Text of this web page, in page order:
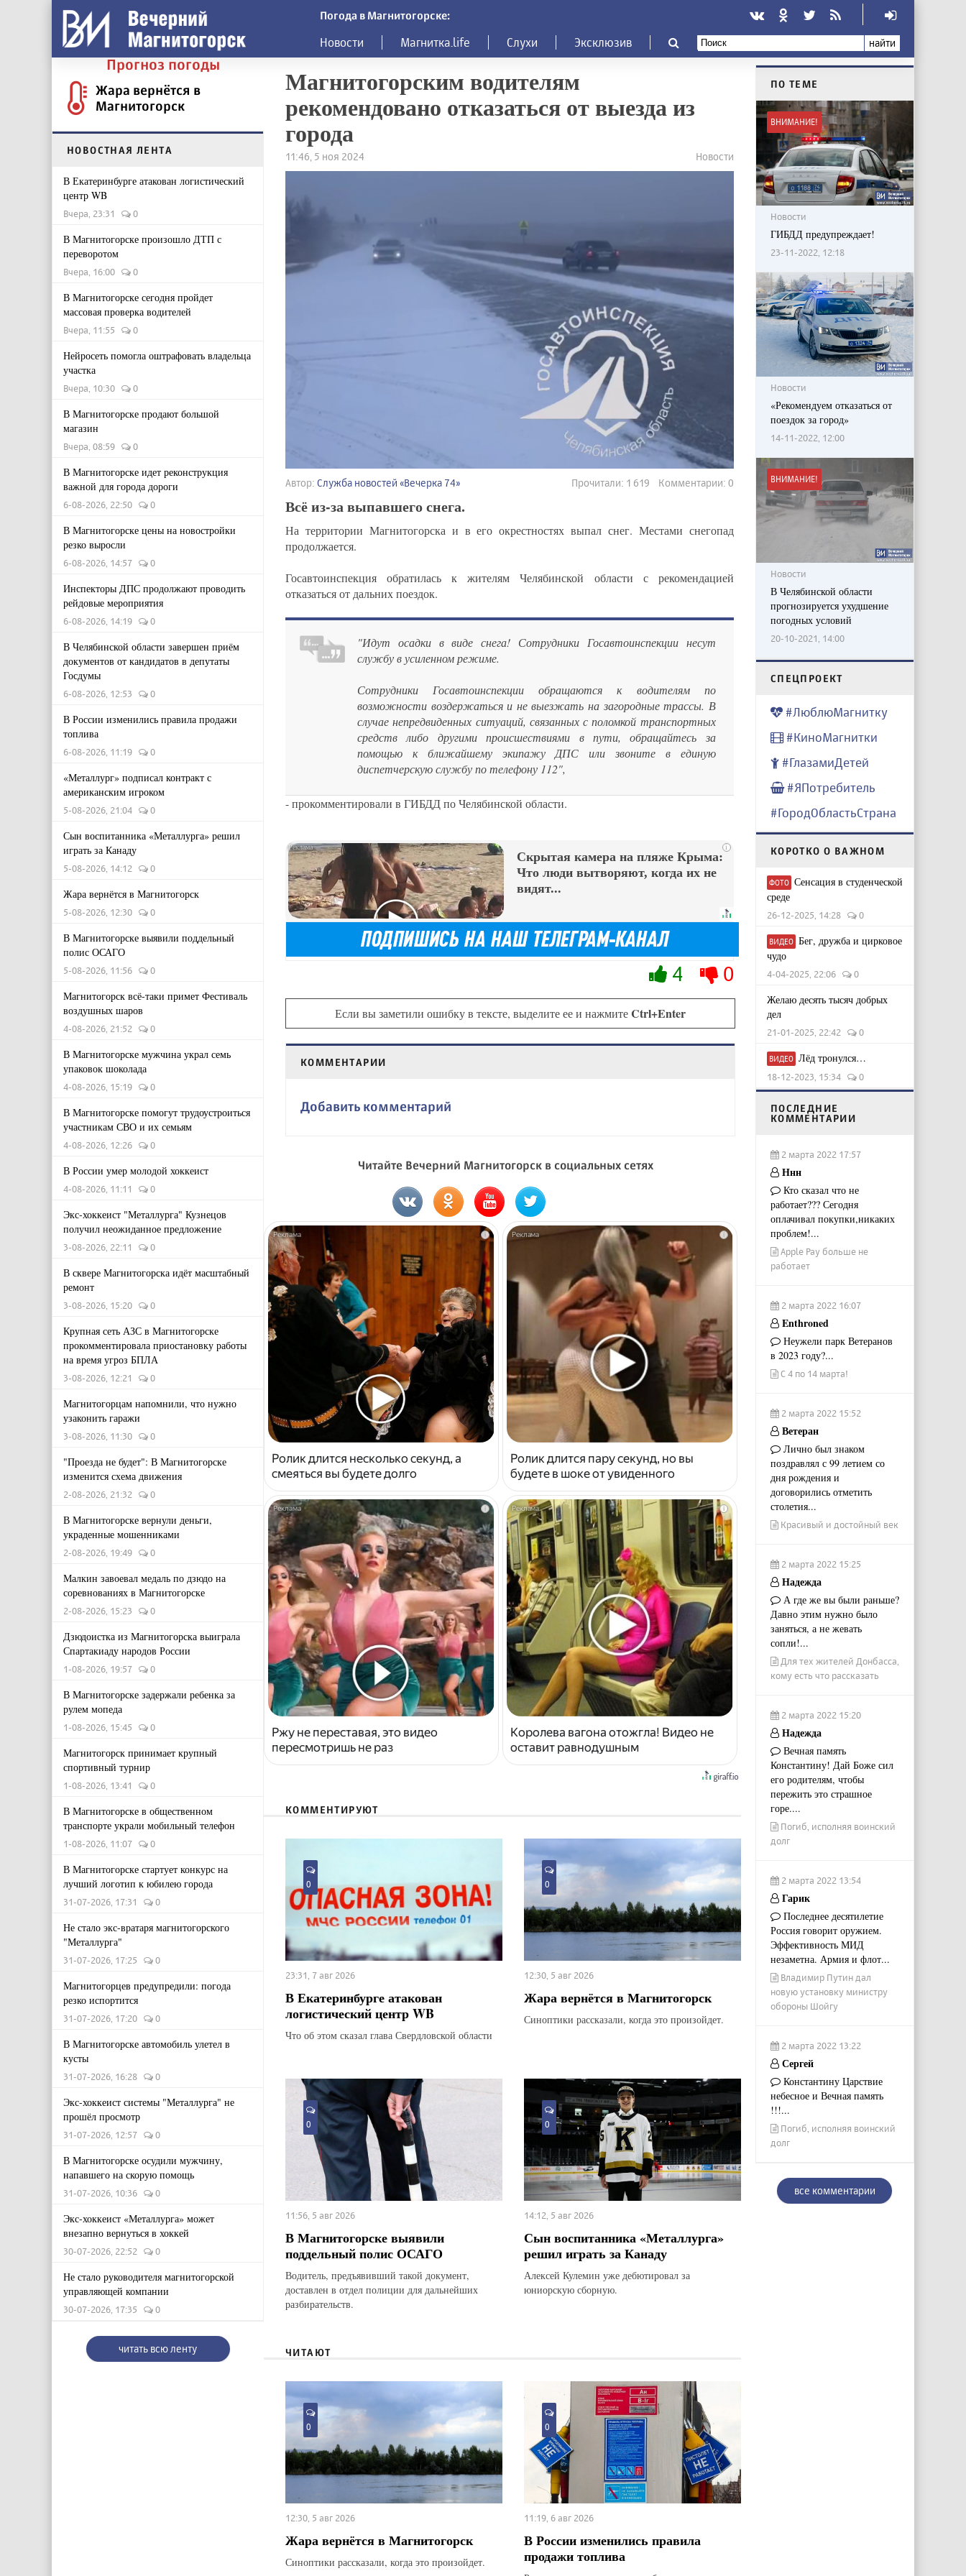
Погода в Магнитогорске:
Новости Магнитка.life Слухи Эксклюзив найти
Прогноз погоды
Жара вернётся в
Магнитогорск
НОВОСТНАЯ ЛЕНТА
В Екатеринбурге атакован логистический
центр WB
Вчера, 23:31 0
В Магнитогорске произошло ДТП с
переворотом
Вчера, 16:00 0
В Магнитогорске сегодня пройдет
массовая проверка водителей
Вчера, 11:55 0
Нейросеть помогла оштрафовать владельца
участка
Вчера, 10:30 0
В Магнитогорске продают большой
магазин
Вчера, 08:59 0
В Магнитогорске идет реконструкция
важной для города дороги
6-08-2026, 22:50 0
В Магнитогорске цены на новостройки
резко выросли
6-08-2026, 14:57 0
Инспекторы ДПС продолжают проводить
рейдовые мероприятия
6-08-2026, 14:19 0
В Челябинской области завершен приём
документов от кандидатов в депутаты
Госдумы
6-08-2026, 12:53 0
В России изменились правила продажи
топлива
6-08-2026, 11:19 0
«Металлург» подписал контракт с
американским игроком
5-08-2026, 21:04 0
Сын воспитанника «Металлурга» решил
играть за Канаду
5-08-2026, 14:12 0
Жара вернётся в Магнитогорск
5-08-2026, 12:30 0
В Магнитогорске выявили поддельный
полис ОСАГО
5-08-2026, 11:56 0
Магнитогорск всё-таки примет Фестиваль
воздушных шаров
4-08-2026, 21:52 0
В Магнитогорске мужчина украл семь
упаковок шоколада
4-08-2026, 15:19 0
В Магнитогорске помогут трудоустроиться
участникам СВО и их семьям
4-08-2026, 12:26 0
В России умер молодой хоккеист
4-08-2026, 11:11 0
Экс-хоккеист "Металлурга" Кузнецов
получил неожиданное предложение
3-08-2026, 22:11 0
В сквере Магнитогорска идёт масштабный
ремонт
3-08-2026, 15:20 0
Крупная сеть АЗС в Магнитогорске
прокомментировала приостановку работы
на время угроз БПЛА
3-08-2026, 12:21 0
Магнитогорцам напомнили, что нужно
узаконить гаражи
3-08-2026, 11:30 0
"Проезда не будет": В Магнитогорске
изменится схема движения
2-08-2026, 21:32 0
В Магнитогорске вернули деньги,
украденные мошенниками
2-08-2026, 19:49 0
Малкин завоевал медаль по дзюдо на
соревнованиях в Магнитогорске
2-08-2026, 15:23 0
Дзюдоистка из Магнитогорска выиграла
Спартакиаду народов России
1-08-2026, 19:57 0
В Магнитогорске задержали ребенка за
рулем мопеда
1-08-2026, 15:45 0
Магнитогорск принимает крупный
спортивный турнир
1-08-2026, 13:41 0
В Магнитогорске в общественном
транспорте украли мобильный телефон
1-08-2026, 11:07 0
В Магнитогорске стартует конкурс на
лучший логотип к юбилею города
31-07-2026, 17:31 0
Не стало экс-вратаря магнитогорского
"Металлурга"
31-07-2026, 17:25 0
Магнитогорцев предупредили: погода
резко испортится
31-07-2026, 17:20 0
В Магнитогорске автомобиль улетел в
кусты
31-07-2026, 16:28 0
Экс-хоккеист системы "Металлурга" не
прошёл просмотр
31-07-2026, 12:57 0
В Магнитогорске осудили мужчину,
напавшего на скорую помощь
31-07-2026, 10:36 0
Экс-хоккеист «Металлурга» может
внезапно вернуться в хоккей
30-07-2026, 22:52 0
Не стало руководителя магнитогорской
управляющей компании
30-07-2026, 17:35 0
читать всю ленту
Магнитогорским водителям
рекомендовано отказаться от выезда из
города
11:46, 5 ноя 2024 Новости
Автор: Служба новостей «Вечерка 74» Прочитали: 1 619 Комментарии: 0
Всё из-за выпавшего снега.
На территории Магнитогорска и в его окрестностях выпал снег. Местами снегопад
продолжается.
Госавтоинспекция обратилась к жителям Челябинской области с рекомендацией
отказаться от дальних поездок.
"Идут осадки в виде снега! Сотрудники Госавтоинспекции несут
службу в усиленном режиме.
Сотрудники Госавтоинспекции обращаются к водителям по
возможности воздержаться и не выезжать на загородные трассы. В
случае непредвиденных ситуаций, связанных с поломкой транспортных
средств либо другими происшествиями в пути, обращайтесь за
помощью к ближайшему экипажу ДПС или звоните в единую
диспетчерскую службу по телефону 112",
- прокомментировали в ГИБДД по Челябинской области.
i
Скрытая камера на пляже Крыма:
Что люди вытворяют, когда их не
видят...
4 0
Если вы заметили ошибку в тексте, выделите ее и нажмитеCtrl+Enter
КОММЕНТАРИИ
Добавить комментарий
Читайте Вечерний Магнитогорск в социальных сетях
i
Ролик длится несколько секунд, а
смеяться вы будете долго
i
Ролик длится пару секунд, но вы
будете в шоке от увиденного
i
Ржу не переставая, это видео
пересмотришь не раз
i
Королева вагона отожгла! Видео не
оставит равнодушным
КОММЕНТИРУЮТ
0
23:31, 7 авг 2026
В Екатеринбурге атакован
логистический центр WB
Что об этом сказал глава Свердловской области
0
12:30, 5 авг 2026
Жара вернётся в Магнитогорск
Синоптики рассказали, когда это произойдет.
0
11:56, 5 авг 2026
В Магнитогорске выявили
поддельный полис ОСАГО
Водитель, предъявивший такой документ,
доставлен в отдел полиции для дальнейших
разбирательств.
0
14:12, 5 авг 2026
Сын воспитанника «Металлурга»
решил играть за Канаду
Алексей Кулемин уже дебютировал за
юниорскую сборную.
ЧИТАЮТ
0
12:30, 5 авг 2026
Жара вернётся в Магнитогорск
Синоптики рассказали, когда это произойдет.
0
11:19, 6 авг 2026
В России изменились правила
продажи топлива
ПО ТЕМЕ
ВНИМАНИЕ!
Новости
ГИБДД предупреждает!
23-11-2022, 12:18
Новости
«Рекомендуем отказаться от
поездок за город»
14-11-2022, 12:00
ВНИМАНИЕ!
Новости
В Челябинской области
прогнозируется ухудшение
погодных условий
20-10-2021, 14:00
CПЕЦПРОЕКТ
#ЛюблюМагнитку
#КиноМагнитки
#ГлазамиДетей
#ЯПотребитель
#ГородОбластьСтрана
КОРОТКО О ВАЖНОМ
ФОТО Сенсация в студенческой
среде
26-12-2025, 14:28 0
ВИДЕО Бег, дружба и цирковое
чудо
4-04-2025, 22:06 0
Желаю десять тысяч добрых
дел
21-01-2025, 22:42 0
ВИДЕО Лёд тронулся…
18-12-2023, 15:34 0
ПОСЛЕДНИЕ
КОММЕНТАРИИ
2 марта 2022 17:57
Ннн
Кто сказал что не
работает??? Сегодня
оплачивал покупки,никаких
проблем!...
Apple Pay больше не
работает
2 марта 2022 16:07
Enthroned
Неужели парк Ветеранов
в 2023 году?...
С 4 по 14 марта!
2 марта 2022 15:52
Ветеран
Лично был знаком
поздравлял с 99 летием со
дня рождения и
договорились отметить
столетия...
Красивый и достойный век
2 марта 2022 15:25
Надежда
А где же вы были раньше?
Давно этим нужно было
заняться, а не жевать
сопли!...
Для тех жителей Донбасса,
кому есть что рассказать
2 марта 2022 15:20
Надежда
Вечная память
Константину! Дай Боже сил
его родителям, чтобы
пережить это страшное
горе....
Погиб, исполняя воинский
долг
2 марта 2022 13:54
Гарик
Последнее десятилетие
Россия говорит оружием.
Эффективность МИД
незаметна. Армия и флот...
Владимир Путин дал
новую установку министру
обороны Шойгу
2 марта 2022 13:22
Сергей
Константину Царствие
небесное и Вечная память
!!!...
Погиб, исполняя воинский
долг
все комментарии